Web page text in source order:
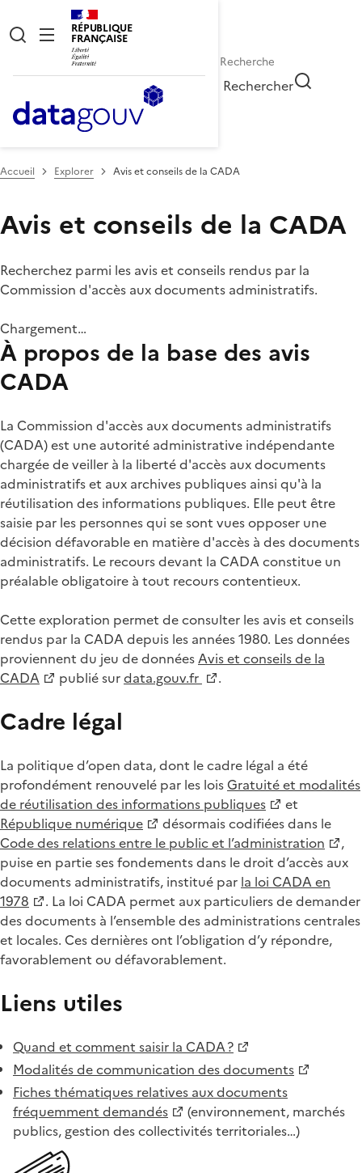
RÉPUBLIQUE
FRANÇAISE
Rechercher
Accueil Explorer Avis et conseils de la CADA
Avis et conseils de la CADA
Recherchez parmi les avis et conseils rendus par la
Commission d'accès aux documents administratifs.
Chargement…
À propos de la base des avis
CADA
La Commission d'accès aux documents administratifs
(CADA) est une autorité administrative indépendante
chargée de veiller à la liberté d'accès aux documents
administratifs et aux archives publiques ainsi qu'à la
réutilisation des informations publiques. Elle peut être
saisie par les personnes qui se sont vues opposer une
décision défavorable en matière d'accès à des documents
administratifs. Le recours devant la CADA constitue un
préalable obligatoire à tout recours contentieux.
Cette exploration permet de consulter les avis et conseils
rendus par la CADA depuis les années 1980. Les données
proviennent du jeu de donnéesAvis et conseils de la
CADA
publié surdata.gouv.fr .
Cadre légal
La politique d’open data, dont le cadre légal a été
profondément renouvelé par les loisGratuité et modalités
de réutilisation des informations publiques
et
République numérique
désormais codifiées dans le
Code des relations entre le public et l’administration
,
puise en partie ses fondements dans le droit d’accès aux
documents administratifs, institué par la loi CADA en
1978
. La loi CADA permet aux particuliers de demander
des documents à l’ensemble des administrations centrales
et locales. Ces dernières ont l’obligation d’y répondre,
favorablement ou défavorablement.
Liens utiles
Quand et comment saisir la CADA ?
Modalités de communication des documents
Fiches thématiques relatives aux documents
fréquemment demandés
(environnement, marchés
publics, gestion des collectivités territoriales…)